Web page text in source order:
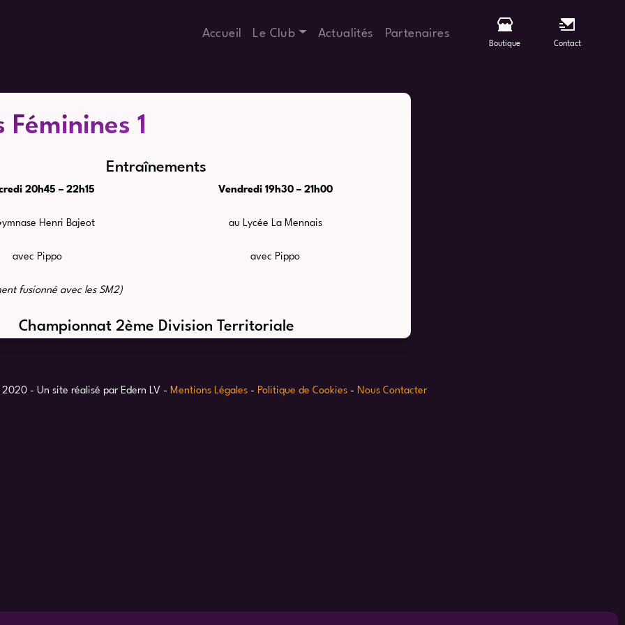
Accueil Le Club Actualités Partenaires Boutique Contact
1
Entraînements
20h45 – 22h15
Henri Bajeot
avec Pippo
fusionné avec les SM2)
Vendredi 19h30 – 21h00
au Lycée La Mennais
avec Pippo
Championnat 2ème Division Territoriale
- Un site réalisé par Edern LV -Mentions Légales- Politique de Cookies- Nous Contacter